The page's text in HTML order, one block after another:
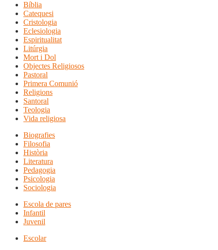
Bíblia
Catequesi
Cristologia
Eclesiologia
Espiritualitat
Litúrgia
Mort i Dol
Objectes Religiosos
Pastoral
Primera Comunió
Religions
Santoral
Teologia
Vida religiosa
Biografies
Filosofia
Història
Literatura
Pedagogia
Psicologia
Sociologia
Escola de pares
Infantil
Juvenil
Escolar